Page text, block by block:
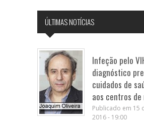
ÚLTIMAS NOTÍCIAS
Infeção pelo
diagnóstico
cuidados de
aos centros
Publicado em 15
2016 - 19:00